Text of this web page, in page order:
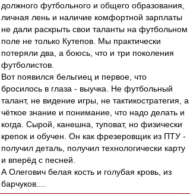
должного футбольного и общего образования,
личная лень и наличие комфортной зарплаты
не дали раскрыть свои таланты на футбольном
поле не только Кутепов. Мы практически
потеряли два, а боюсь, что и три поколения
футболистов.
Вот появился бельгиец и первое, что
бросилось в глаза - выучка. Не футбольный
талант, не видение игры, не тактикостратегия, а
чёткое знание и понимание, что надо делать и
когда. Сырой, канешна, туповат, но физически
крепок и обучен. Он как фрезеровщик из ПТУ -
получил деталь, получил технологически карту
и вперёд с песней.
А Олегович белая кость и голубая кровь, из
барчуков....